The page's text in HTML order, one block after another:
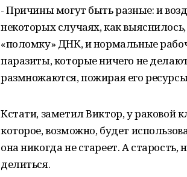
- Причины могут быть разные: и
некоторых случаях, как
«поломку» ДНК, и нормальные
паразиты, которые ничего не
размножаются, пожирая его
Кстати, заметил Виктор, у раковой
которое, возможно, будет
она никогда не стареет. А
делиться.